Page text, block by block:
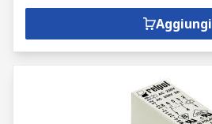
Aggiungi